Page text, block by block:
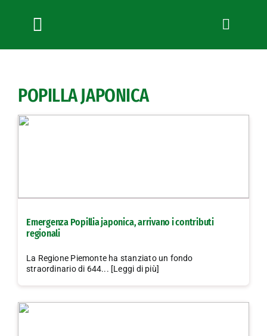
Toggle
Navigation
News
Bandi
Lavora con noi
POPILLA JAPONICA
Emergenza Popillia japonica, arrivano i contributi
regionali
La Regione Piemonte ha stanziato un fondo
straordinario di 644... [Leggi di più]